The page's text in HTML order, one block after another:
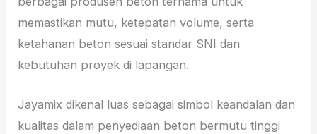
memastikan mutu, ketepatan volume, serta
ketahanan beton sesuai standar SNI dan
kebutuhan proyek di lapangan.
Jayamix dikenal luas sebagai simbol keandalan dan
kualitas dalam penyediaan beton bermutu tinggi